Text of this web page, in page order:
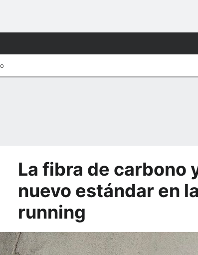
La fibra de carbono
nuevo estándar en
running